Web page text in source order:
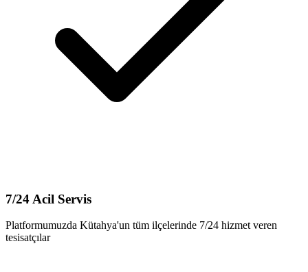
7/24 Acil Servis
Platformumuzda Kütahya'un tüm ilçelerinde 7/24 hizmet veren
tesisatçılar